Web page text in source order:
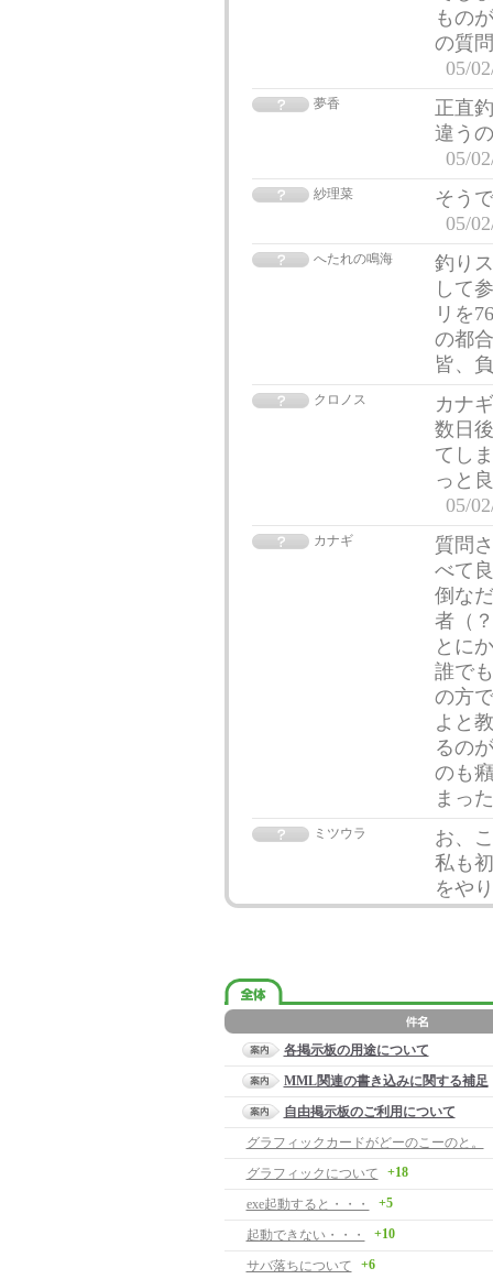
もの
の質
05/
夢香
正直
違う
05/
紗理菜
そう
05/
へたれの鳴海
釣り
して
リを
の都
皆、
クロノス
カナ
数日
てし
っと
05/
カナギ
質問
べて
倒な
者（
とに
誰で
の方
よと
るの
のも
まっ
ミツウラ
お、
私も
をや
各掲示板の用途について
MML関連の書き込みに関する補足
自由掲示板のご利用について
グラフィックカードがどーのこーのと。
グラフィックについて +18
exe起動すると・・・ +5
起動できない・・・ +10
サバ落ちについて +6